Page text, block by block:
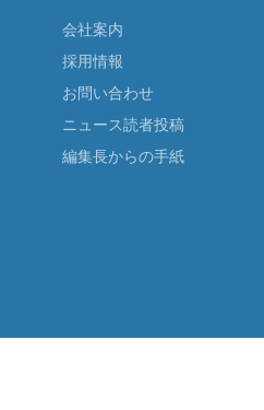
会社案内
採用情報
お問い合わせ
ニュース読者投稿
編集長からの手紙